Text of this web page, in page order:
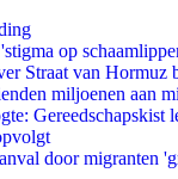
op
Straat van Hormuz
miljoenen aan
Gereedschapskist
door migranten